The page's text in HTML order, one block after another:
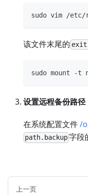
sudo vim /
该文件末尾的
sudo mount -t
设置远程备份路径
在系统配置文件/
path.backup 字段
上一页